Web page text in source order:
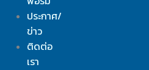
ประกาศ/
ข่าว
ติดต่อ
เรา